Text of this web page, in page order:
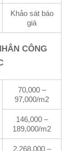
Khảo sát báo
giá
CÔNG
70,000 –
97,000/m2
146,000 –
189,000/m2
2,268,000 –